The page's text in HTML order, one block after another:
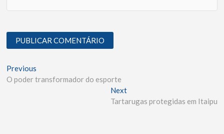
Previous
O poder transformador do esporte
Next
Tartarugas protegidas em Itaipu